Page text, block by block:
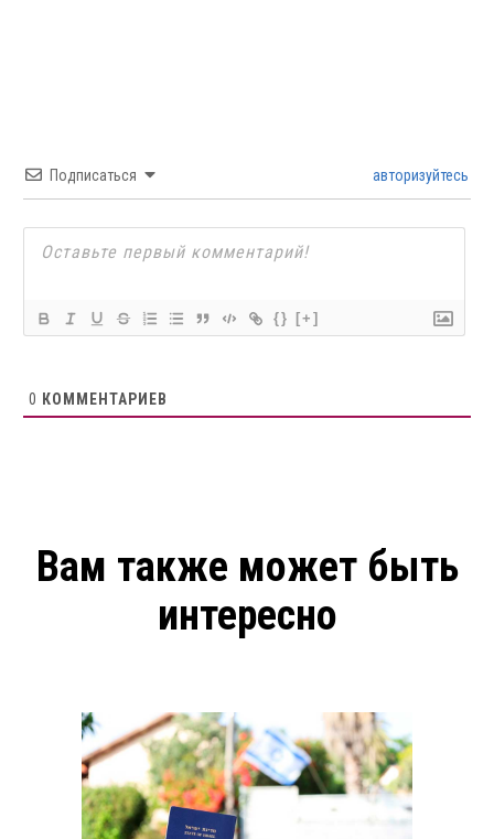
Подписаться авторизуйтесь
{} [+]
0 КОММЕНТАРИЕВ
Вам также может быть
интересно